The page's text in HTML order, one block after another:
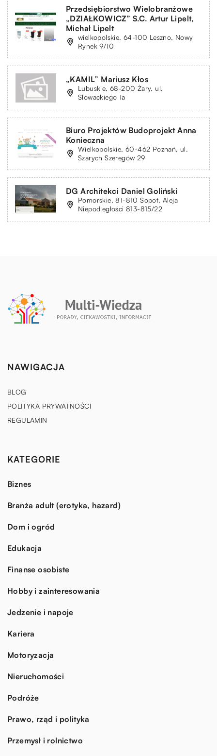
Przedsiębiorstwo Wielobranżowe
„DZIAŁKOWICZ” S.C. Artur Lipelt,
Michał Lipelt
wielkopolskie, 64-100 Leszno, Nowy
Rynek 9/10
„KAMIL” Mariusz Kłos
Lubuskie, 68-200 Żary, ul.
Słowackiego 1a
Biuro Projektów Budoprojekt Anna
Konieczna
Wielkopolskie, 60-462 Poznań, ul.
Szarych Szeregów 29
DG Architekci Daniel Goliński
Pomorskie, 81-810 Sopot, Aleja
Niepodległości 813-815/22
NAWIGACJA
BLOG
POLITYKA PRYWATNOŚCI
REGULAMIN
KATEGORIE
Biznes
Branża adult (erotyka, hazard)
Dom i ogród
Edukacja
Finanse osobiste
Hobby i zainteresowania
Jedzenie i napoje
Kariera
Motoryzacja
Nieruchomości
Podróże
Prawo, rząd i polityka
Przemysł i rolnictwo